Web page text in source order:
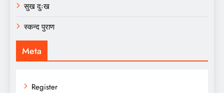
सुख दुःख
स्कन्द पुराण
Meta
Register